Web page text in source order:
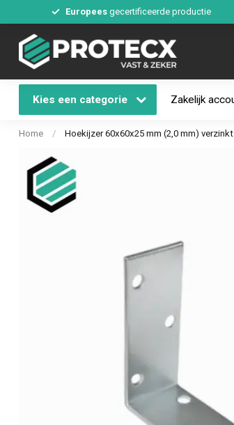
Europeesgecertificeerde productie
Kies een categorie Zakelijk
Home / Hoekijzer 60x60x25 mm (2,0 mm)